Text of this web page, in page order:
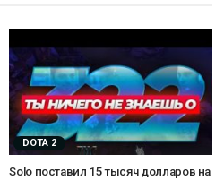
DOTA 2
Solo поставил 15 тысяч долларов на